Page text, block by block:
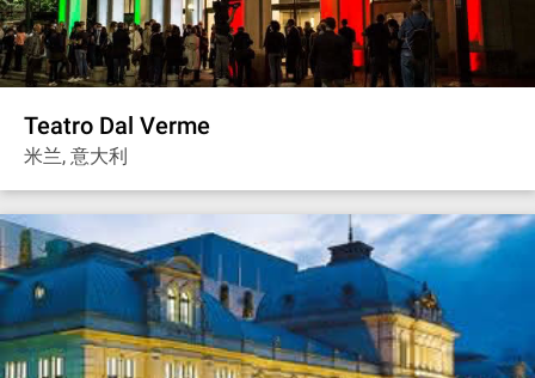
Teatro Dal Verme
米兰, 意大利